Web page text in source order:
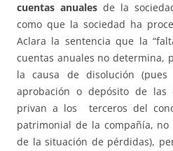
cuentas anualesde la
como que la sociedad ha
Aclara la sentencia que la
cuentas anuales no determina,
la causa de disolución
aprobación o depósito de las
privan a los terceros del
patrimonial de la compañía,
de la situación de pérdidas),